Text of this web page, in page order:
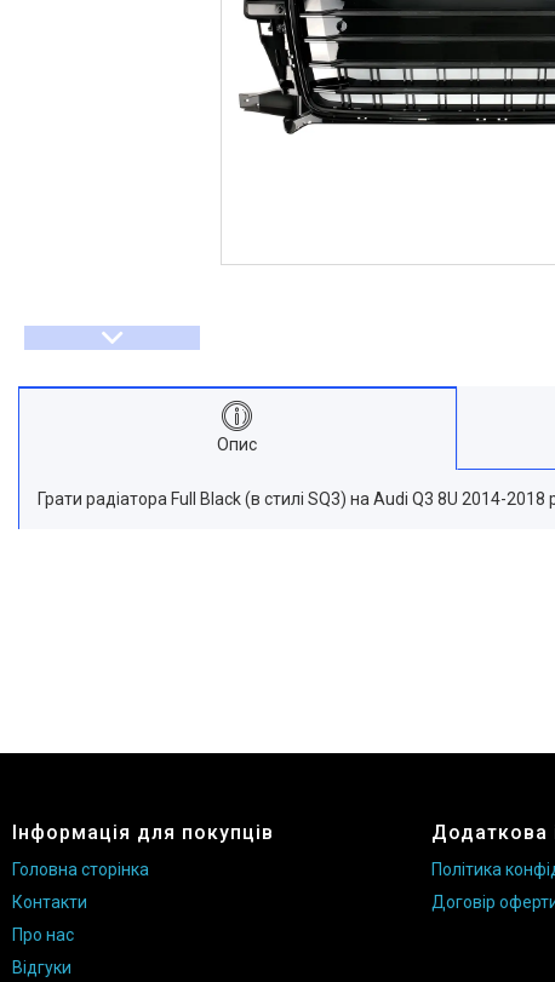
Опис
Грати радіатора Full Black (в стилі SQ3) на Audi Q3 8U 2014-2018
Інформація для покупців
Головна сторінка
Контакти
Про нас
Відгуки
Додаткова
Політика
Договір